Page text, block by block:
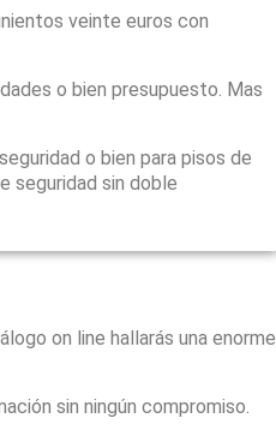
veinte euros con
o bien presupuesto. Mas
o bien para pisos de
seguridad sin doble
on line hallarás una enorme
sin ningún compromiso.